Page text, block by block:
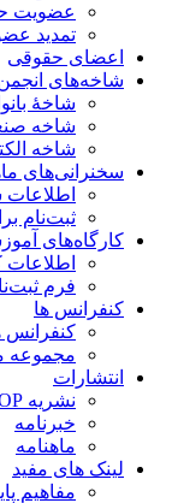
عضویت
تمدید
اعضای حقوقی
شاخه‌های
شاخۀ
شاخه
شاخه‌
سخنرانی‌های
اطلاعات
ثبت‌نام
کارگاه‌های
اطلاعات
فرم
کنفرانس ها
کنفرانس
مجموعه
انتشارات
نشریه IJOP
خبرنامه
ماهنامه
لینک های مفید
مفاهیم